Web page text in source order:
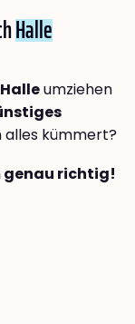
Halle
umziehen
alles kümmert?
genau richtig!